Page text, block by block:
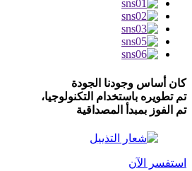
كان أساس وجودنا الجودة
تم تطويره باستخدام التكنولوجيا،
تم الفوز بمبدأ المصداقية
استفسر الآن